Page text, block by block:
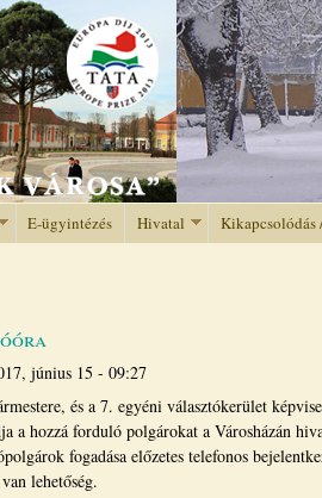
to navigation
E-ügyintézés Hivatal Kikapcsolódás
június 15 - 09:27
és a 7. egyéni választókerület
a hozzá forduló polgárokat a Városházán
fogadása előzetes telefonos
lehetőség.